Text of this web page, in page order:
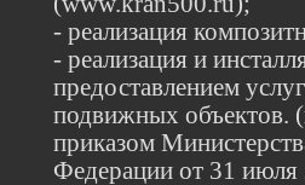
- реализация
- реализация и
предоставлением
подвижных объектов.
приказом
Федерации от 31